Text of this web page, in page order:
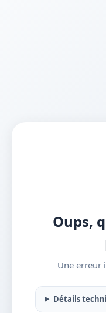
Oups,
Une erreur
Détails